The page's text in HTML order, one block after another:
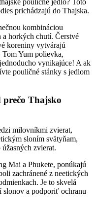
pouličné jedlo? Toto
prichádzajú do Thajska.
kombináciou
horkých chutí. Čerstvé
koreniny vytvárajú
Yum polievka,
vynikajúce! A ak
pouličné stánky s jedlom
prečo Thajsko
milovníkmi zvierat,
sloním svätyňam,
zvierat.
Mai a Phukete, ponúkajú
zachránené z neetických
Je to skvelá
slonov a podporiť ochranu